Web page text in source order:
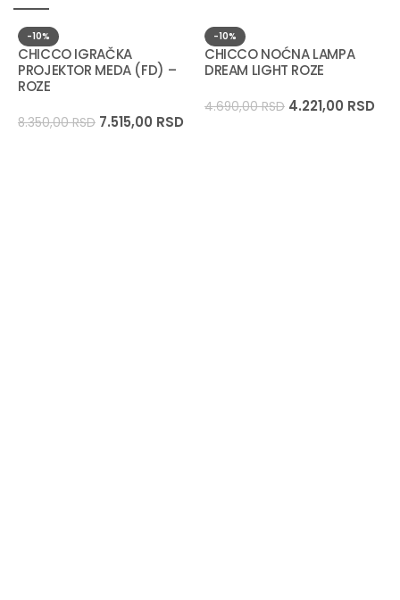
-10%
CHICCO IGRAČKA
PROJEKTOR MEDA (FD) –
ROZE
8.350,00RSD 7.515,00 RSD
-10%
CHICCO NOĆNA LAMPA
DREAM LIGHT ROZE
4.690,00RSD 4.221,00 RSD